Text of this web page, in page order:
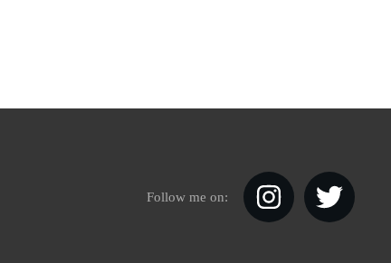
Follow me on: